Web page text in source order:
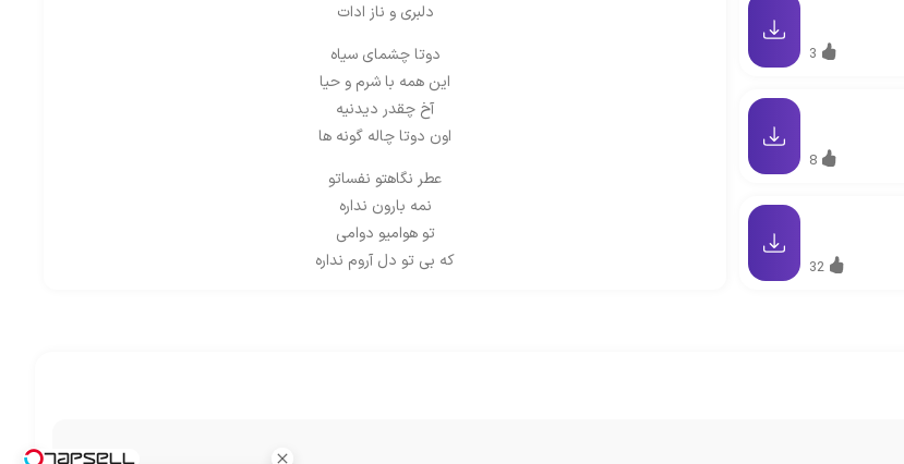
دلبری و ناز ادات
دوتا چشمای سیاه
این همه با شرم و حیا
آخ چقدر دیدنیه
اون دوتا چاله گونه ها
عطر نگاهتو نفساتو
نمه بارون نداره
تو هوامیو دوامی
که بی تو دل آروم نداره
3
8
32